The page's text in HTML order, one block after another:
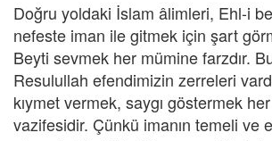
Doğru yoldaki İslam âlimleri, Ehl-i
nefeste iman ile gitmek için şart
Beyti sevmek her mümine farzdır.
Resulullah efendimizin zerreleri
kıymet vermek, saygı göstermek
vazifesidir. Çünkü imanın temeli ve